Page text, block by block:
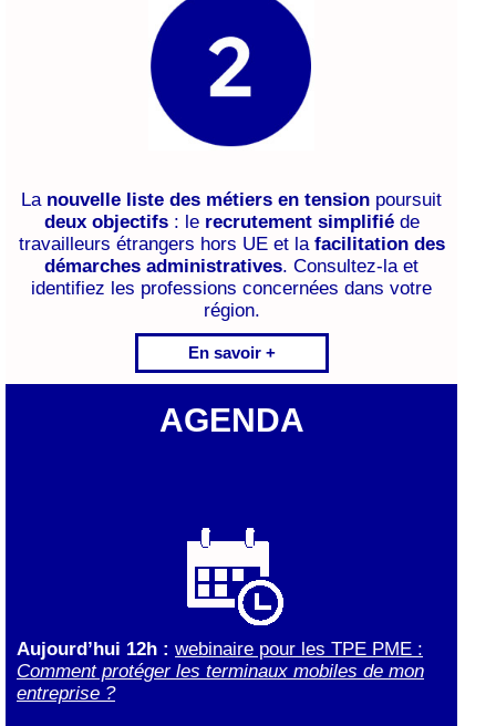
La nouvelle liste des métiers en tension poursuit
deux objectifs: le recrutement simplifié de
travailleurs étrangers hors UE et la facilitation des
démarches administratives. Consultez-la et
identifiez les professions concernées dans votre
région.
En savoir +
AGENDA
Aujourd’hui 12h : webinaire pour les TPE PME :
Comment protéger les terminaux mobiles de mon
entreprise ?